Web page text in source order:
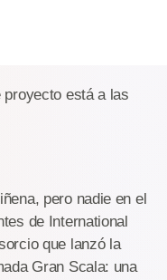
está a las
pero nadie en el
de International
que lanzó la
Gran Scala: una